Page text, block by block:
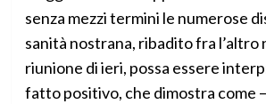
senza mezzi termini le numerose
sanità nostrana, ribadito fra l’altro
riunione di ieri, possa essere
fatto positivo, che dimostra come